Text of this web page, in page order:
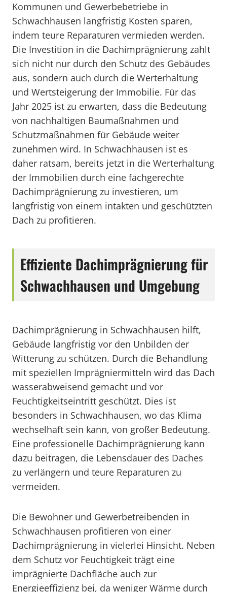
Kommunen und Gewerbebetriebe in
Schwachhausen langfristig Kosten sparen,
indem teure Reparaturen vermieden werden.
Die Investition in die Dachimprägnierung zahlt
sich nicht nur durch den Schutz des Gebäudes
aus, sondern auch durch die Werterhaltung
und Wertsteigerung der Immobilie. Für das
Jahr 2025 ist zu erwarten, dass die Bedeutung
von nachhaltigen Baumaßnahmen und
Schutzmaßnahmen für Gebäude weiter
zunehmen wird. In Schwachhausen ist es
daher ratsam, bereits jetzt in die Werterhaltung
der Immobilien durch eine fachgerechte
Dachimprägnierung zu investieren, um
langfristig von einem intakten und geschützten
Dach zu profitieren.
Effiziente Dachimprägnierung für
Schwachhausen und Umgebung
Dachimprägnierung in Schwachhausen hilft,
Gebäude langfristig vor den Unbilden der
Witterung zu schützen. Durch die Behandlung
mit speziellen Imprägniermitteln wird das Dach
wasserabweisend gemacht und vor
Feuchtigkeitseintritt geschützt. Dies ist
besonders in Schwachhausen, wo das Klima
wechselhaft sein kann, von großer Bedeutung.
Eine professionelle Dachimprägnierung kann
dazu beitragen, die Lebensdauer des Daches
zu verlängern und teure Reparaturen zu
vermeiden.
Die Bewohner und Gewerbetreibenden in
Schwachhausen profitieren von einer
Dachimprägnierung in vielerlei Hinsicht. Neben
dem Schutz vor Feuchtigkeit trägt eine
imprägnierte Dachfläche auch zur
Energieeffizienz bei, da weniger Wärme durch